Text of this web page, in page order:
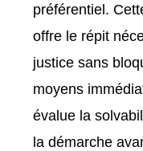
préférentiel.
offre le répit
justice sans
moyens
évalue la
la démarche